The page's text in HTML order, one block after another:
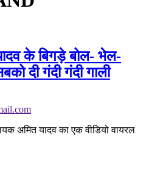
के बिगड़े बोल- भेल-
दी गंदी गंदी गाली
अमित यादव का एक वीडियो वायरल